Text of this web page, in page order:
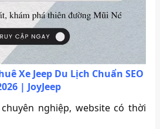
Xe Jeep Du Lịch Chuẩn SEO
| JoyJeep
nghiệp, website có thời